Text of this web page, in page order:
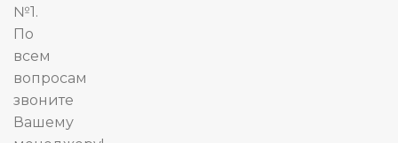
№1.
По
всем
вопросам
звоните
Вашему